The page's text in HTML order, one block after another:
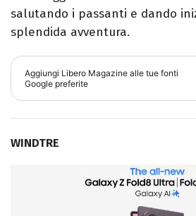
salutando i passanti e dando
splendida avventura.
Aggiungi Libero Magazine alle tue fonti
Google preferite
WINDTRE